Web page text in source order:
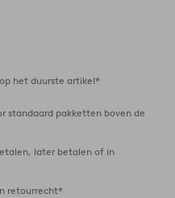
het duurste artikel*
standaard pakketten boven de
later betalen of in
retourrecht*